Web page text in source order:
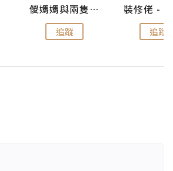
儍媽媽與兩隻小魔怪之家
追蹤 追蹤